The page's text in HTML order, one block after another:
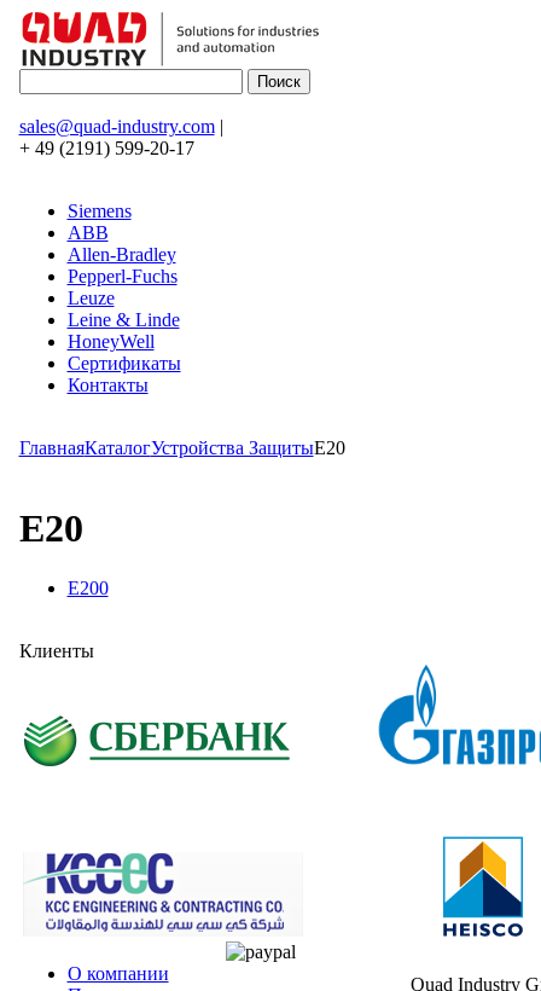
sales@quad-industry.com|
+ 49 (2191) 599-20-17
Siemens
ABB
Allen-Bradley
Pepperl-Fuchs
Leuze
Leine & Linde
HoneyWell
Сертификаты
Контакты
ГлавнаяКаталогУстройства ЗащитыE20
E20
E200
Клиенты
О компании
Quad Industry